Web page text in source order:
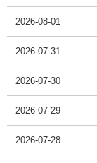
2026-08-01
2026-07-31
2026-07-30
2026-07-29
2026-07-28